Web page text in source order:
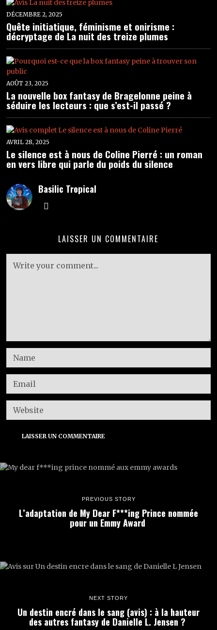
DÉCEMBRE 2, 2025
Quête initiatique, féminisme et onirisme :
décryptage de La nuit des treize plumes
AOÛT 23, 2025
La nouvelle box fantasy de Bragelonne peine à
séduire les lecteurs : que s’est-il passé ?
AVRIL 28, 2025
Le silence est à nous de Coline Pierré : un roman
en vers libre qui parle du poids du silence
Basilic Tropical
LAISSER UN COMMENTAIRE
PREVIOUS STORY
L’adaptation de My Dear F***ing Prince nommée
pour un Emmy Award
NEXT STORY
Un destin encré dans le sang (avis) : à la hauteur
des autres fantasy de Danielle L. Jensen ?